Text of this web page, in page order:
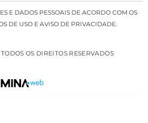
E DADOS PESSOAIS DE ACORDO COM OS
DE USO E AVISO DE PRIVACIDADE.
OS DIREITOS RESERVADOS